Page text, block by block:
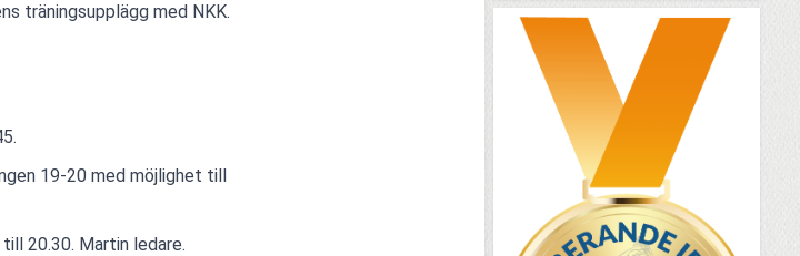
träningsupplägg med NKK.
19-20 med möjlighet till
20.30. Martin ledare.